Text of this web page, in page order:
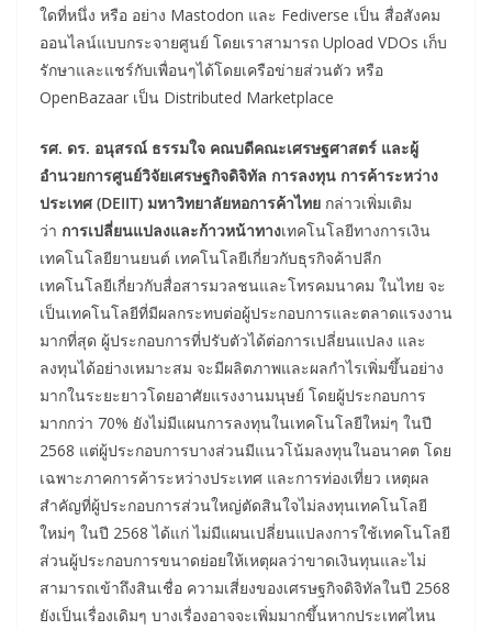
ใดที่หนึ่ง หรือ อย่าง Mastodon และ Fediverse เป็น สื่อสังคม
ออนไลน์แบบกระจายศูนย์ โดยเราสามารถ Upload VDOs เก็บ
รักษาและแชร์กับเพื่อนๆได้โดยเครือข่ายส่วนตัว หรือ
OpenBazaar เป็น Distributed Marketplace
รศ. ดร. อนุสรณ์ ธรรมใจ คณบดีคณะเศรษฐศาสตร์ และผู้
อำนวยการศูนย์วิจัยเศรษฐกิจดิจิทัล การลงทุน การค้าระหว่าง
ประเทศ (DEIIT) มหาวิทยาลัยหอการค้าไทย กล่าวเพิ่มเติม
ว่า การเปลี่ยนแปลงและก้าวหน้าทางเทคโนโลยีทางการเงิน
เทคโนโลยียานยนต์ เทคโนโลยีเกี่ยวกับธุรกิจค้าปลีก
เทคโนโลยีเกี่ยวกับสื่อสารมวลชนและโทรคมนาคม ในไทย จะ
เป็นเทคโนโลยีที่มีผลกระทบต่อผู้ประกอบการและตลาดแรงงาน
มากที่สุด ผู้ประกอบการที่ปรับตัวได้ต่อการเปลี่ยนแปลง และ
ลงทุนได้อย่างเหมาะสม จะมีผลิตภาพและผลกำไรเพิ่มขึ้นอย่าง
มากในระยะยาวโดยอาศัยแรงงานมนุษย์ โดยผู้ประกอบการ
มากกว่า 70% ยังไม่มีแผนการลงทุนในเทคโนโลยีใหม่ๆ ในปี
2568 แต่ผู้ประกอบการบางส่วนมีแนวโน้มลงทุนในอนาคต โดย
เฉพาะภาคการค้าระหว่างประเทศ และการท่องเที่ยว เหตุผล
สำคัญที่ผู้ประกอบการส่วนใหญ่ตัดสินใจไม่ลงทุนเทคโนโลยี
ใหม่ๆ ในปี 2568 ได้แก่ ไม่มีแผนเปลี่ยนแปลงการใช้เทคโนโลยี
ส่วนผู้ประกอบการขนาดย่อยให้เหตุผลว่าขาดเงินทุนและไม่
สามารถเข้าถึงสินเชื่อ ความเสี่ยงของเศรษฐกิจดิจิทัลในปี 2568
ยังเป็นเรื่องเดิมๆ บางเรื่องอาจจะเพิ่มมากขึ้นหากประเทศไหน